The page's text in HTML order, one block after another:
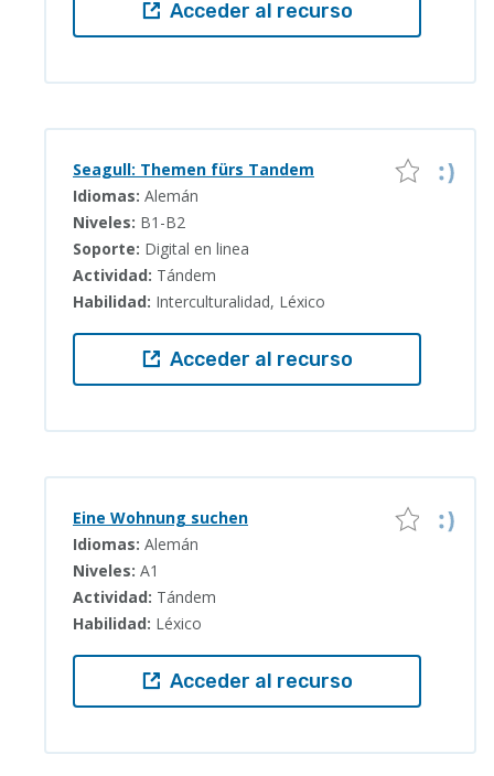
Acceder al recurso
Seagull: Themen fürs Tandem
Idiomas: Alemán
Niveles: B1-B2
Soporte: Digital en linea
Actividad: Tándem
Habilidad: Interculturalidad, Léxico
Acceder al recurso
Eine Wohnung suchen
Idiomas: Alemán
Niveles: A1
Actividad: Tándem
Habilidad: Léxico
Acceder al recurso